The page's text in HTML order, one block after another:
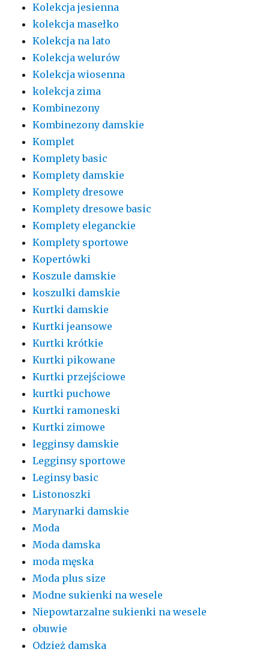
Kolekcja jesienna
kolekcja masełko
Kolekcja na lato
Kolekcja welurów
Kolekcja wiosenna
kolekcja zima
Kombinezony
Kombinezony damskie
Komplet
Komplety basic
Komplety damskie
Komplety dresowe
Komplety dresowe basic
Komplety eleganckie
Komplety sportowe
Kopertówki
Koszule damskie
koszulki damskie
Kurtki damskie
Kurtki jeansowe
Kurtki krótkie
Kurtki pikowane
Kurtki przejściowe
kurtki puchowe
Kurtki ramoneski
Kurtki zimowe
legginsy damskie
Legginsy sportowe
Leginsy basic
Listonoszki
Marynarki damskie
Moda
Moda damska
moda męska
Moda plus size
Modne sukienki na wesele
Niepowtarzalne sukienki na wesele
obuwie
Odzież damska